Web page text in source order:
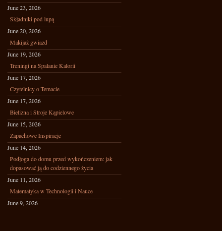
June 23, 2026
Składniki pod lupą
June 20, 2026
Makijaż gwiazd
June 19, 2026
Treningi na Spalanie Kalorii
June 17, 2026
Czytelnicy o Temacie
June 17, 2026
Bielizna i Stroje Kąpielowe
June 15, 2026
Zapachowe Inspiracje
June 14, 2026
Podłoga do domu przed wykończeniem: jak
dopasować ją do codziennego życia
June 11, 2026
Matematyka w Technologii i Nauce
June 9, 2026